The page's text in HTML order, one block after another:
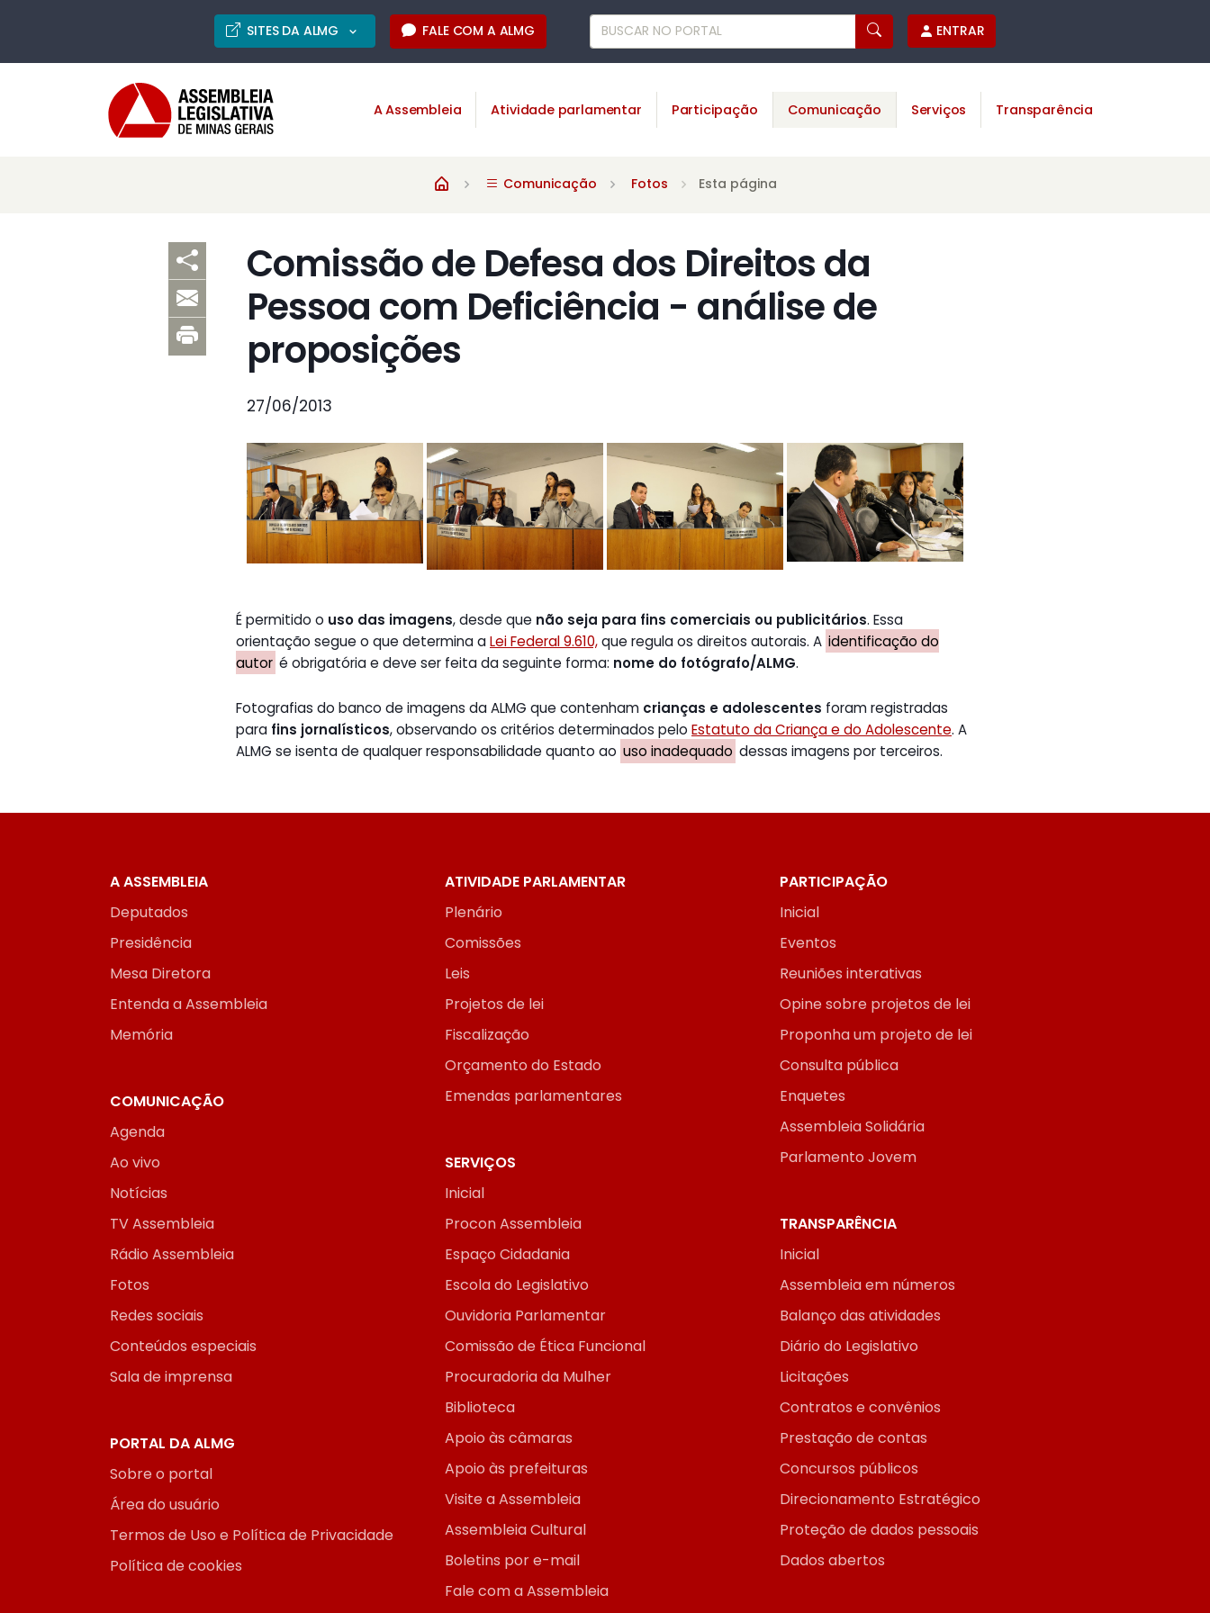
SITES DA ALMG FALE COM A ALMG ENTRAR
A Assembleia Atividade parlamentar Participação Comunicação Serviços Transparência
Comunicação Fotos Esta página
Comissão de Defesa dos Direitos da
Pessoa com Deficiência - análise de
proposições
27/06/2013
É permitido o uso das imagens, desde que não seja para fins comerciais ou publicitários. Essa
orientação segue o que determina aLei Federal 9.610,que regula os direitos autorais. A identificação do
autor é obrigatória e deve ser feita da seguinte forma: nome do fotógrafo/ALMG.
Fotografias do banco de imagens da ALMG que contenham crianças e adolescentes foram registradas
para fins jornalísticos, observando os critérios determinados pelo Estatuto da Criança e do Adolescente. A
ALMG se isenta de qualquer responsabilidade quanto ao uso inadequado dessas imagens por terceiros.
A ASSEMBLEIA
Deputados
Presidência
Mesa Diretora
Entenda a Assembleia
Memória
ATIVIDADE PARLAMENTAR
Plenário
Comissões
Leis
Projetos de lei
Fiscalização
Orçamento do Estado
Emendas parlamentares
PARTICIPAÇÃO
Inicial
Eventos
Reuniões interativas
Opine sobre projetos de lei
Proponha um projeto de lei
Consulta pública
Enquetes
Assembleia Solidária
Parlamento Jovem
COMUNICAÇÃO
Agenda
Ao vivo
Notícias
TV Assembleia
Rádio Assembleia
Fotos
Redes sociais
Conteúdos especiais
Sala de imprensa
SERVIÇOS
Inicial
Procon Assembleia
Espaço Cidadania
Escola do Legislativo
Ouvidoria Parlamentar
Comissão de Ética Funcional
Procuradoria da Mulher
Biblioteca
Apoio às câmaras
Apoio às prefeituras
Visite a Assembleia
Assembleia Cultural
Boletins por e-mail
Fale com a Assembleia
TRANSPARÊNCIA
Inicial
Assembleia em números
Balanço das atividades
Diário do Legislativo
Licitações
Contratos e convênios
Prestação de contas
Concursos públicos
Direcionamento Estratégico
Proteção de dados pessoais
Dados abertos
PORTAL DA ALMG
Sobre o portal
Área do usuário
Termos de Uso e Política de Privacidade
Política de cookies